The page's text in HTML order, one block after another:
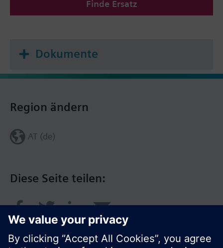
Finde Ersatz
Dokumente
Diese Seite teilen:
Region ändern
AT (de)